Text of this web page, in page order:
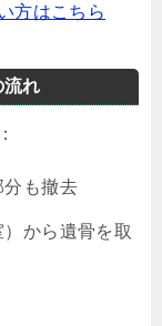
方はこちら
流れ
分も撤去
）から遺骨を取